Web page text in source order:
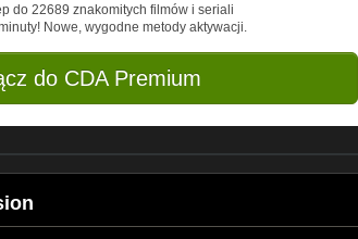
do 22689 znakomitych filmów i seriali
Nowe, wygodne metody aktywacji.
do CDA Premium